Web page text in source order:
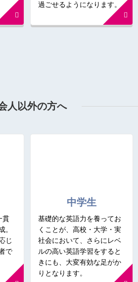
過ごせるようになります。
人以外の方へ
貫
。
じ
で
中学生
基礎的な英語力を養ってお
くことが、高校・大学・実
社会において、さらにレベ
ルの高い英語学習をすると
きにも、大変有効な足がか
りとなります。